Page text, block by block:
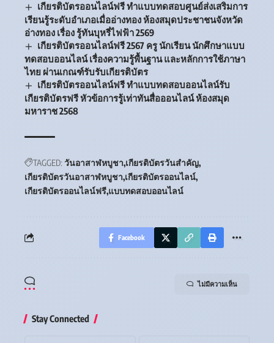
เกียรติบัตรออนไลน์ฟรี ทำแบบทดสอบศูนย์ส่งเสริมการ
เรียนรู้ระดับอำเภอเมื่ออ่างทอง ห้องสมุดประชาชนจังหวัด
อ่างทอง เรื่อง รู้ทันบุหรี่ไฟฟ้า 2569
เกียรติบัตรออนไลน์ฟรี 2567 ครู นักเรียน นักศึกษาแบบ
ทดสอบออนไลน์ เรื่องความรู้พื้นฐาน และหลักการใช้ภาษา
ไทย ผ่านเกณฑ์รับรับเกียรติบัตร
เกียรติบัตรออนไลน์ฟรี ทำแบบทดสอบออนไลน์รับ
เกียรติบัตรฟรี หัวข้อการรู้เท่าทันสื่อออนไลน์ ห้องสมุด
มหาราช 2568
TAGGED: วันอาสาฬหบูชา เกียรติบัตรวันสำคัญ
เกียรติบัตรวันอาสาฬหบูชา เกียรติบัตรออนไลน์
เกียรติบัตรออนไลน์ฟรี แบบทดสอบออนไลน์
Facebook
ไม่มีความเห็น
Stay Connected